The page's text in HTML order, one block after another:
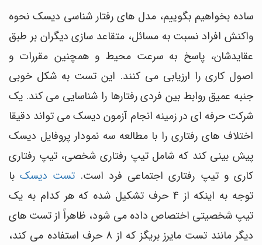
ساده بخواهیم بگوییم، مدل های رفتار شناسی دیسک نحوه
واکنش افراد نسبت به مسائل، متقاعد سازی دیگران بر طبق
عقایدشان، پاسخ به سرعت محیط و همچنین مقررات و
اصول کاری را ارزیابی می کنند. این تست به شکل خوبی
جنبه عمیق روابط بین فردی رفتارها را شناسایی می کند. یک
شرکت حرفه ای در زمینه انجام آزمون دیسک می تواند دقیقا
اختلاف های رفتاری را با مطالعه سه نمودار پروفایل دیسک
پیش بینی کند که شامل تیپ رفتاری شخصی، تیپ رفتاری
کاری و تیپ رفتاری اجتماعی فرد است. تست دیسکبا
توجه به اینکه از 4 حرف تشکیل شده که هر کدام به یک
تیپ شخصیتی اختصاص داده می شود، ظاهراً از تست های
دیگر مانند تست مایرز بریگز که از 8 حرف استفاده می کند،